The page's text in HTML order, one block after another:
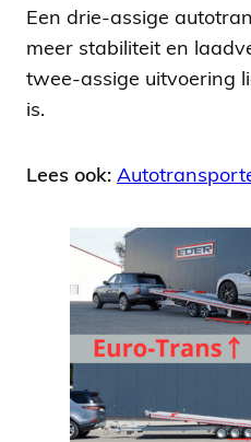
Een drie-assige
meer stabiliteit en
twee-assige uitvoering
is.
Lees ook: